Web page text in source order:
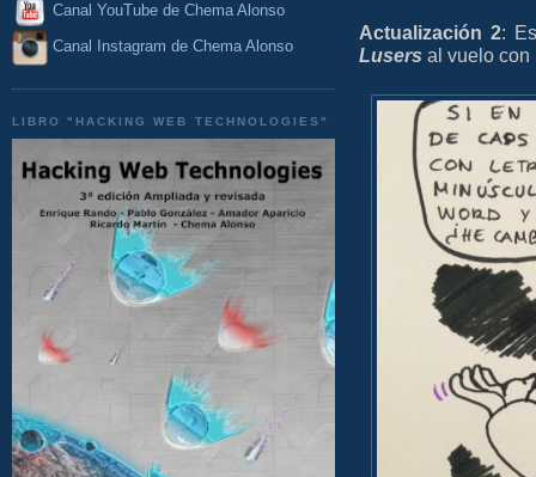
Canal YouTube de Chema Alonso
Canal Instagram de Chema Alonso
LIBRO "HACKING WEB TECHNOLOGIES"
Actualización 2:
Lusers al vuelo